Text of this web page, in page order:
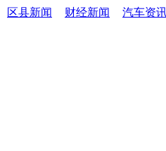
区县新闻 财经新闻
汽车资